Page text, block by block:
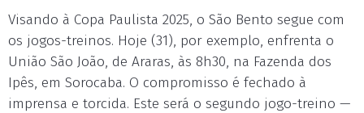
Visando à Copa Paulista 2025, o São Bento segue com
os jogos-treinos. Hoje (31), por exemplo, enfrenta o
União São João, de Araras, às 8h30, na Fazenda dos
Ipês, em Sorocaba. O compromisso é fechado à
imprensa e torcida. Este será o segundo jogo-treino —